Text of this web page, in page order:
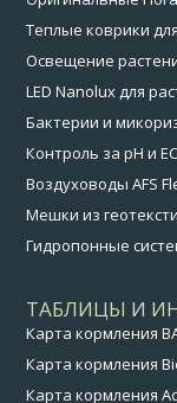
Теплые коврики
Освещение
LED Nanolux для
Бактерии и
Контроль за pH и
Воздуховоды AFS
Мешки из
Гидропонные
ТАБЛИЦЫ И
Карта кормления
Карта кормления
Карта кормления